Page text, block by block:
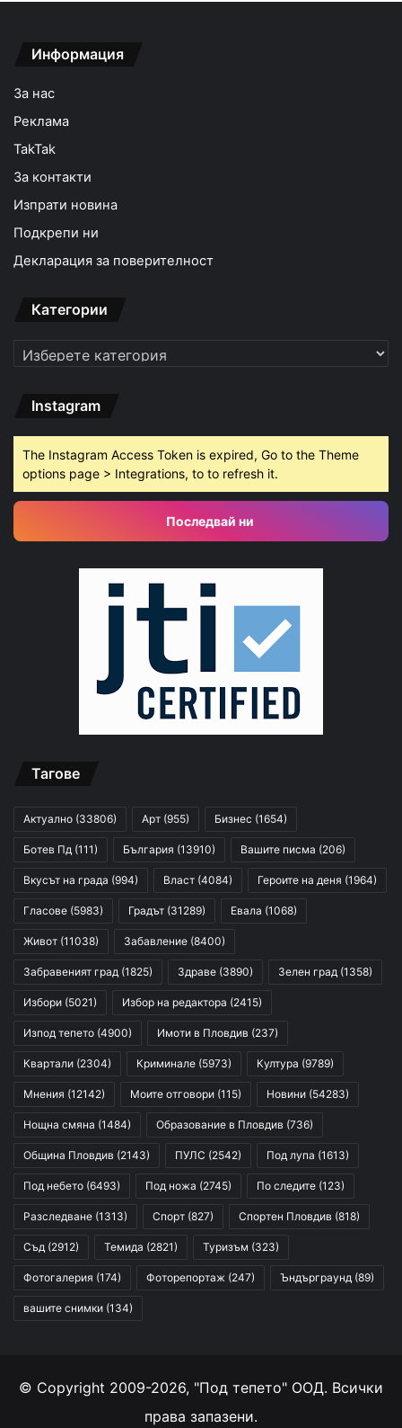
Информация
За нас
Реклама
TakTak
За контакти
Изпрати новина
Подкрепи ни
Декларация за поверителност
Категории
Категории
Instagram
The Instagram Access Token is expired, Go to the Theme
options page > Integrations, to to refresh it.
Последвай ни
Тагове
Актуално (33806) Арт (955) Бизнес (1654)
Ботев Пд (111) България (13910) Вашите писма (206)
Вкусът на града (994) Власт (4084) Героите на деня (1964)
Гласове (5983) Градът (31289) Евала (1068)
Живот (11038) Забавление (8400)
Забравеният град (1825) Здраве (3890) Зелен град (1358)
Избори (5021) Избор на редактора (2415)
Изпод тепето (4900) Имоти в Пловдив (237)
Квартали (2304) Криминале (5973) Култура (9789)
Мнения (12142) Моите отговори (115) Новини (54283)
Нощна смяна (1484) Образование в Пловдив (736)
Община Пловдив (2143) ПУЛС (2542) Под лупа (1613)
Под небето (6493) Под ножа (2745) По следите (123)
Разследване (1313) Спорт (827) Спортен Пловдив (818)
Съд (2912) Темида (2821) Туризъм (323)
Фотогалерия (174) Фоторепортаж (247) Ъндърграунд (89)
вашите снимки (134)
© Copyright 2009-2026, "Под тепето" ООД. Всички
права запазени.